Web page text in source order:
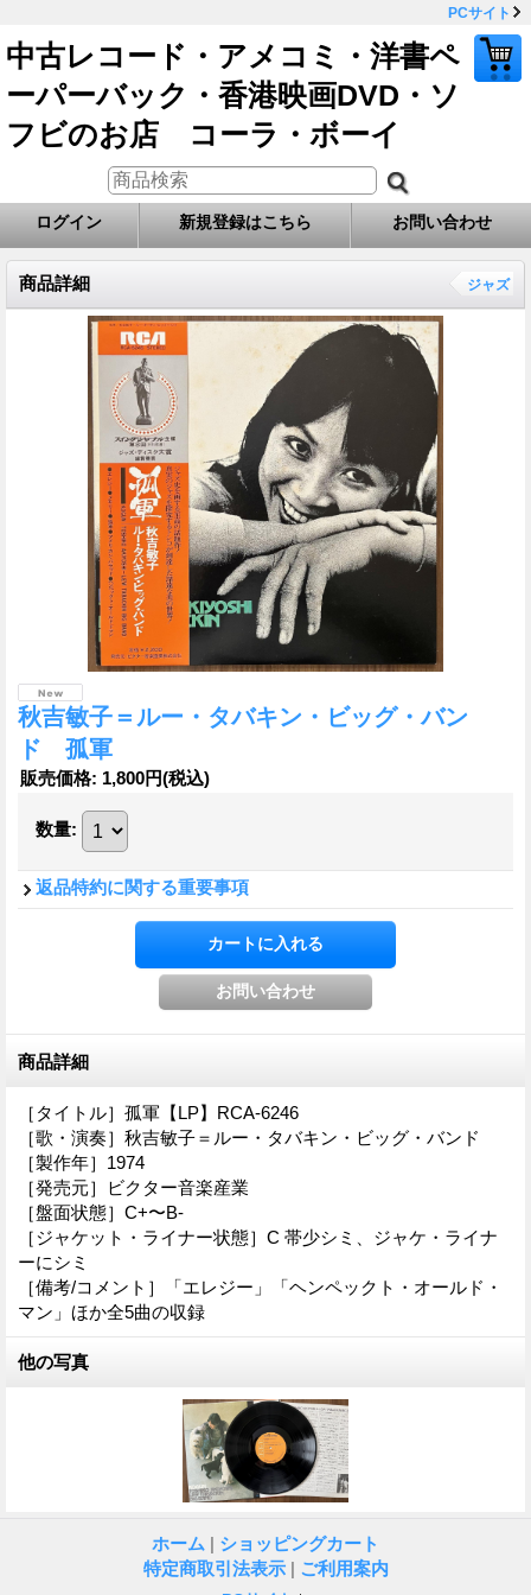
PCサイト
中古レコード・アメコミ・洋書ペ
ーパーバック・香港映画DVD・ソ
フビのお店 コーラ・ボーイ
ログイン 新規登録はこちら お問い合わせ
商品詳細 ジャズ
秋吉敏子＝ルー・タバキン・ビッグ・バン
ド 孤軍
販売価格: 1,800円(税込)
数量:
返品特約に関する重要事項
商品詳細
［タイトル］孤軍【LP】RCA-6246
［歌・演奏］秋吉敏子＝ルー・タバキン・ビッグ・バンド
［製作年］1974
［発売元］ビクター音楽産業
［盤面状態］C+〜B-
［ジャケット・ライナー状態］C 帯少シミ、ジャケ・ライナ
ーにシミ
［備考/コメント］「エレジー」「ヘンペックト・オールド・
マン」ほか全5曲の収録
他の写真
ホーム | ショッピングカート
特定商取引法表示 | ご利用案内